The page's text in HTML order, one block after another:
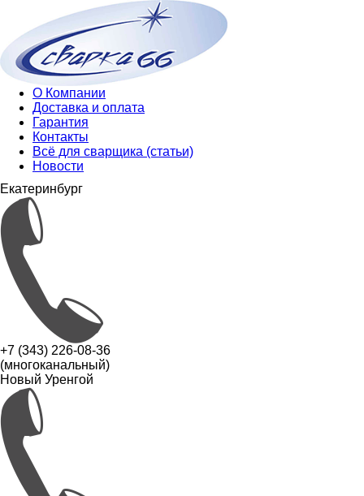
О Компании
Доставка и оплата
Гарантия
Контакты
Всё для сварщика (статьи)
Новости
Екатеринбург
+7 (343) 226-08-36
(многоканальный)
Новый Уренгой